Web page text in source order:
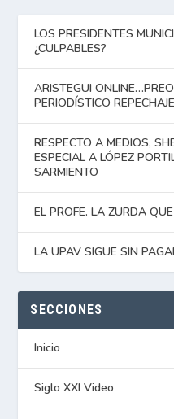
LOS PRESIDENTES
¿CULPABLES?
ARISTEGUI
PERIODÍSTICO REPECHAJE
RESPECTO A MEDIOS,
ESPECIAL A LÓPEZ
SARMIENTO
EL PROFE. LA ZURDA
LA UPAV SIGUE SIN
SECCIONES
Inicio
Siglo XXI Video